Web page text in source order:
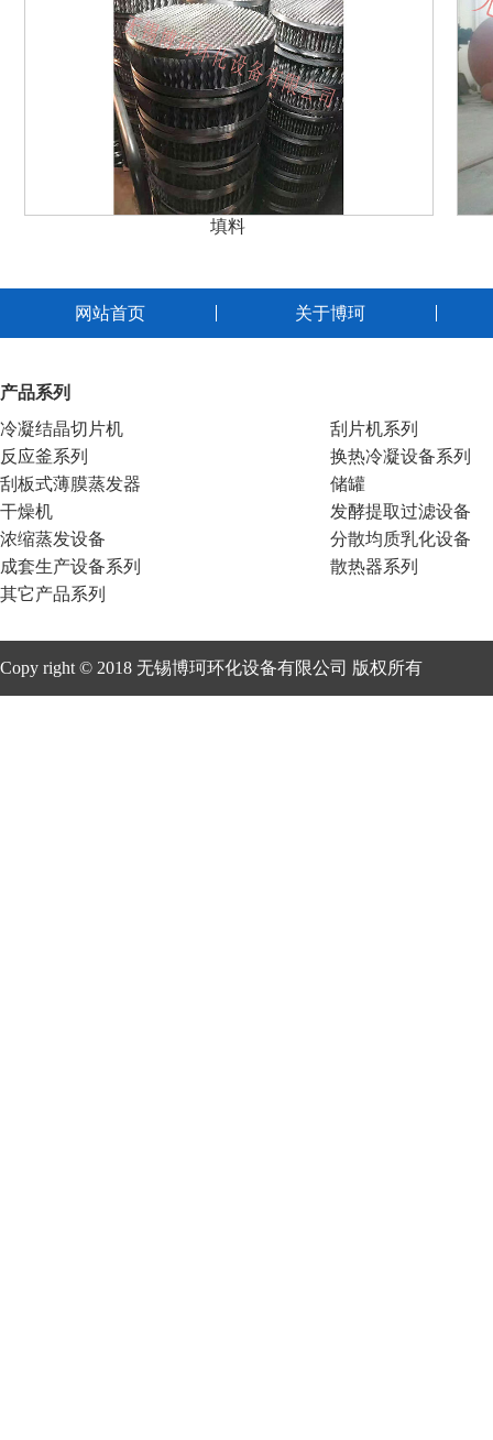
填料
网站首页 关于博珂
产品系列
冷凝结晶切片机
刮片机系列
反应釜系列
换热冷凝设备系列
刮板式薄膜蒸发器
储罐
干燥机
发酵提取过滤设备
浓缩蒸发设备
分散均质乳化设备
成套生产设备系列
散热器系列
其它产品系列
Copy right © 2018 无锡博珂环化设备有限公司 版权所有